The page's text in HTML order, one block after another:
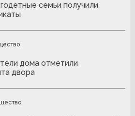
семьи получили
дома отметили
двора